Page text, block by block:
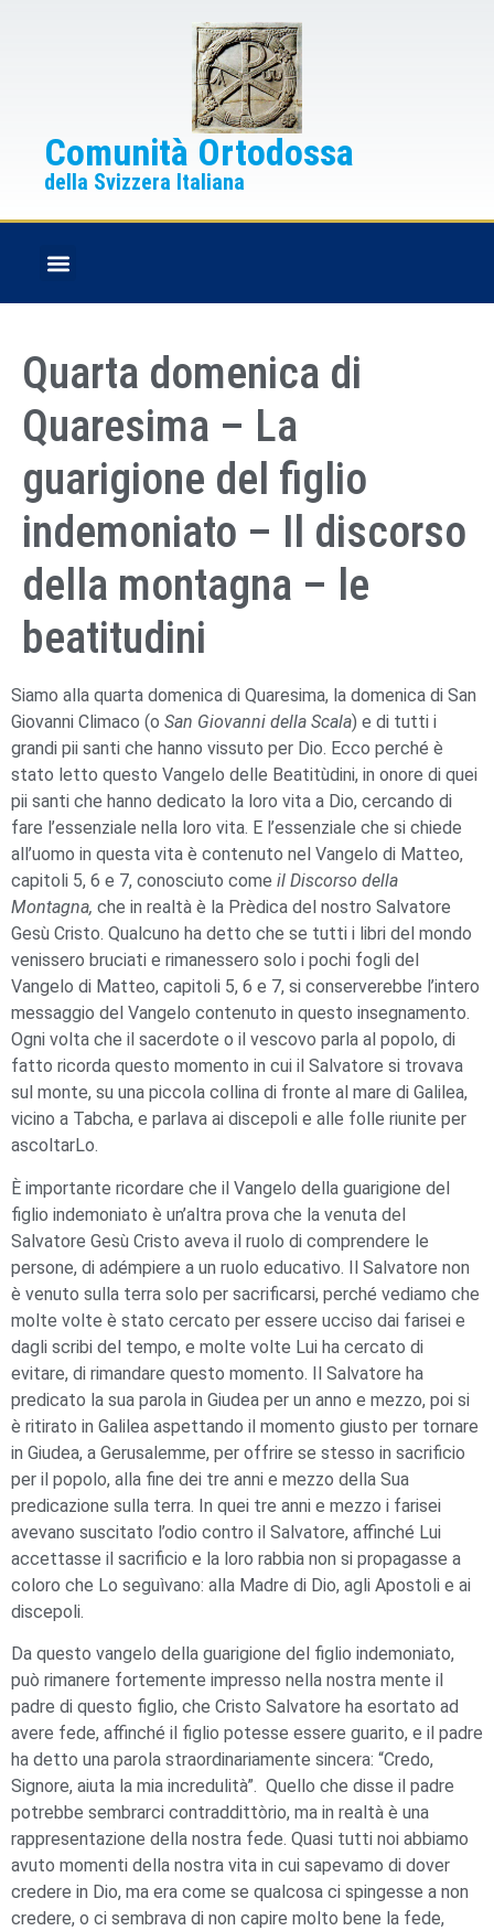
Comunità Ortodossa
della Svizzera Italiana
Quarta domenica di
Quaresima – La
guarigione del figlio
indemoniato – Il discorso
della montagna – le
beatitudini
Siamo alla quarta domenica di Quaresima, la domenica di San
Giovanni Climaco (o San Giovanni della Scala) e di tutti i
grandi pii santi che hanno vissuto per Dio. Ecco perché è
stato letto questo Vangelo delle Beatitùdini, in onore di quei
pii santi che hanno dedicato la loro vita a Dio, cercando di
fare l’essenziale nella loro vita. E l’essenziale che si chiede
all’uomo in questa vita è contenuto nel Vangelo di Matteo,
capitoli 5, 6 e 7, conosciuto come il Discorso della
Montagna, che in realtà è la Prèdica del nostro Salvatore
Gesù Cristo. Qualcuno ha detto che se tutti i libri del mondo
venissero bruciati e rimanessero solo i pochi fogli del
Vangelo di Matteo, capitoli 5, 6 e 7, si conserverebbe l’intero
messaggio del Vangelo contenuto in questo insegnamento.
Ogni volta che il sacerdote o il vescovo parla al popolo, di
fatto ricorda questo momento in cui il Salvatore si trovava
sul monte, su una piccola collina di fronte al mare di Galilea,
vicino a Tabcha, e parlava ai discepoli e alle folle riunite per
ascoltarLo.
È importante ricordare che il Vangelo della guarigione del
figlio indemoniato è un’altra prova che la venuta del
Salvatore Gesù Cristo aveva il ruolo di comprendere le
persone, di adémpiere a un ruolo educativo. Il Salvatore non
è venuto sulla terra solo per sacrificarsi, perché vediamo che
molte volte è stato cercato per essere ucciso dai farisei e
dagli scribi del tempo, e molte volte Lui ha cercato di
evitare, di rimandare questo momento. Il Salvatore ha
predicato la sua parola in Giudea per un anno e mezzo, poi si
è ritirato in Galilea aspettando il momento giusto per tornare
in Giudea, a Gerusalemme, per offrire se stesso in sacrificio
per il popolo, alla fine dei tre anni e mezzo della Sua
predicazione sulla terra. In quei tre anni e mezzo i farisei
avevano suscitato l’odio contro il Salvatore, affinché Lui
accettasse il sacrificio e la loro rabbia non si propagasse a
coloro che Lo seguìvano: alla Madre di Dio, agli Apostoli e ai
discepoli.
Da questo vangelo della guarigione del figlio indemoniato,
può rimanere fortemente impresso nella nostra mente il
padre di questo figlio, che Cristo Salvatore ha esortato ad
avere fede, affinché il figlio potesse essere guarito, e il padre
ha detto una parola straordinariamente sincera: “Credo,
Signore, aiuta la mia incredulità”. Quello che disse il padre
potrebbe sembrarci contraddittòrio, ma in realtà è una
rappresentazione della nostra fede. Quasi tutti noi abbiamo
avuto momenti della nostra vita in cui sapevamo di dover
credere in Dio, ma era come se qualcosa ci spingesse a non
credere, o ci sembrava di non capire molto bene la fede,